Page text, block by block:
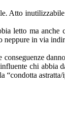
Atto
letto ma
neppure in via
chi abbia